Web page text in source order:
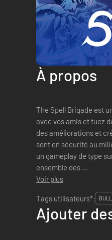
À propos
The Spell Brigade est
avec vos amis et tuez
des améliorations et
sont en sécurité au
un gameplay de type
ensemble des ...
Voir plus
Tags utilisateurs*:
Ajouter